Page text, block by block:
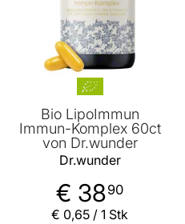
Bio LipoImmun
Immun-Komplex 60ct
von Dr.wunder
Dr.wunder
€ 3890
€ 0,65 / 1 Stk